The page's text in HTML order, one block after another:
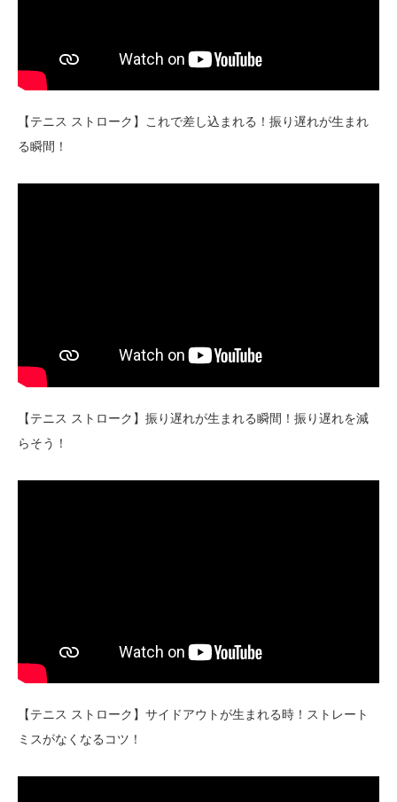
【テニス ストローク】これで差し込まれる！振り遅れが生まれ
る瞬間！
【テニス ストローク】振り遅れが生まれる瞬間！振り遅れを減
らそう！
【テニス ストローク】サイドアウトが生まれる時！ストレート
ミスがなくなるコツ！